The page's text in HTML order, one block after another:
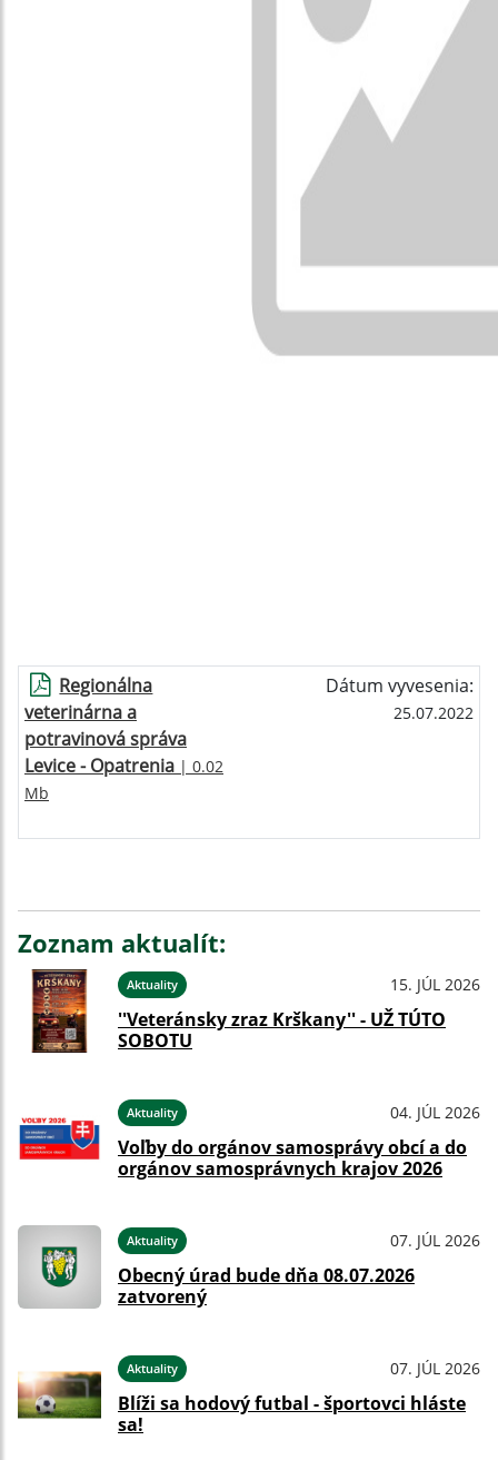
Regionálna
veterinárna a
potravinová správa
Levice - Opatrenia | 0.02
Mb
Dátum vyvesenia:
25.07.2022
Zoznam aktualít:
Aktuality 15. JÚL 2026
''Veteránsky zraz Krškany'' - UŽ TÚTO
SOBOTU
Aktuality 04. JÚL 2026
Voľby do orgánov samosprávy obcí a do
orgánov samosprávnych krajov 2026
Aktuality 07. JÚL 2026
Obecný úrad bude dňa 08.07.2026
zatvorený
Aktuality 07. JÚL 2026
Blíži sa hodový futbal - športovci hláste
sa!